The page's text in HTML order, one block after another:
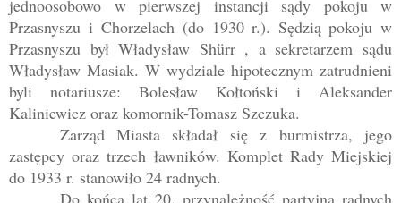
jednoosobowo w pierwszej instancji sądy pokoju w
Przasnyszu i Chorzelach (do 1930 r.). Sędzią pokoju w
Przasnyszu był Władysław Shürr , a sekretarzem sądu
Władysław Masiak. W wydziale hipotecznym zatrudnieni
byli notariusze: Bolesław Kołtoński i Aleksander
Kaliniewicz oraz komornik-Tomasz Szczuka.
Zarząd Miasta składał się z burmistrza, jego
zastępcy oraz trzech ławników. Komplet Rady Miejskiej
do 1933 r. stanowiło 24 radnych.
Do końca lat 20. przynależność partyjna radnych